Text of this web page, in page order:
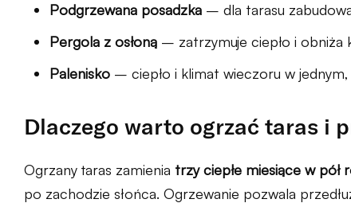
Podgrzewana posadzka – dla tarasu
Pergola z osłoną – zatrzymuje ciepło i obniża
Palenisko – ciepło i klimat wieczoru w
Dlaczego warto ogrzać taras i
Ogrzany taras zamienia trzy ciepłe miesiące w pół
po zachodzie słońca. Ogrzewanie pozwala